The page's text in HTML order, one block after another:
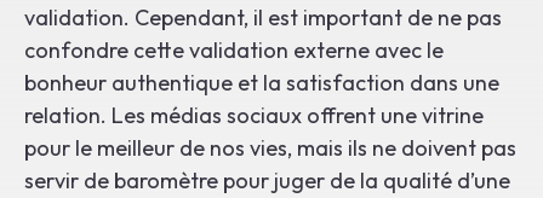
validation. Cependant, il est important de ne pas
confondre cette validation externe avec le
bonheur authentique et la satisfaction dans une
relation. Les médias sociaux offrent une vitrine
pour le meilleur de nos vies, mais ils ne doivent pas
servir de baromètre pour juger de la qualité d’une